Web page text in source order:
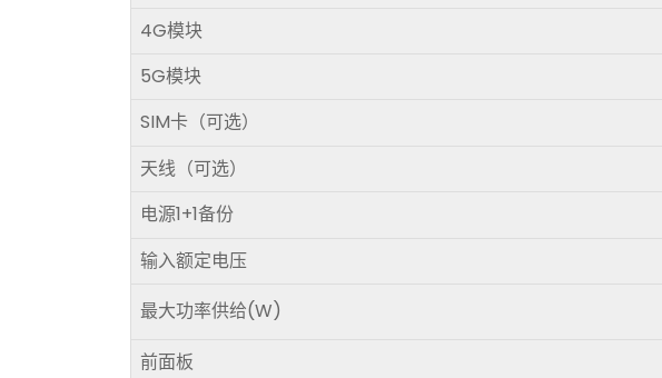
4G模块
5G模块
SIM卡（可选）
天线（可选）
电源1+1备份
输入额定电压
最大功率供给(W)
前面板